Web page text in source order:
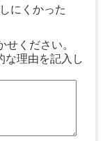
にくかった
ください。
な理由を記入し